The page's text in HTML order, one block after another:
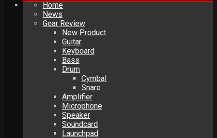
Home
News
Gear Review
New Product
Guitar
Keyboard
Bass
Drum
Cymbal
Snare
Amplifier
Microphone
Speaker
Soundcard
Launchpad